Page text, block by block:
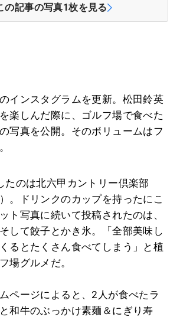
の記事の写真1枚を見る
インスタグラムを更新。松田鈴英
楽しんだ際に、ゴルフ場で食べた
写真を公開。そのボリュームはフ
たのは北六甲カントリー倶楽部
。ドリンクのカップを持ったにこ
ト写真に続いて投稿されたのは、
して餃子とかき氷。「全部美味し
るとたくさん食べてしまう」と植
場グルメだ。
ページによると、2人が食べたラ
和牛のぶっかけ素麺＆にぎり寿